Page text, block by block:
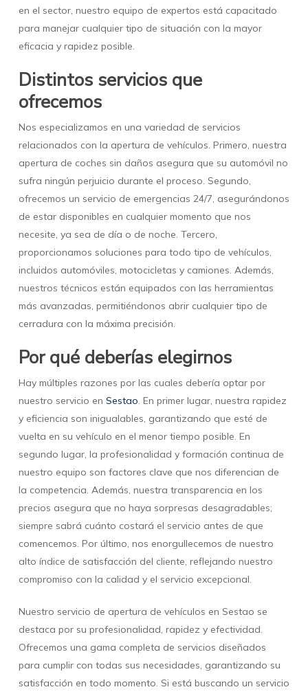
en el sector, nuestro equipo de expertos está capacitado
para manejar cualquier tipo de situación con la mayor
eficacia y rapidez posible.
Distintos servicios que
ofrecemos
Nos especializamos en una variedad de servicios
relacionados con la apertura de vehículos. Primero, nuestra
apertura de coches sin daños asegura que su automóvil no
sufra ningún perjuicio durante el proceso. Segundo,
ofrecemos un servicio de emergencias 24/7, asegurándonos
de estar disponibles en cualquier momento que nos
necesite, ya sea de día o de noche. Tercero,
proporcionamos soluciones para todo tipo de vehículos,
incluidos automóviles, motocicletas y camiones. Además,
nuestros técnicos están equipados con las herramientas
más avanzadas, permitiéndonos abrir cualquier tipo de
cerradura con la máxima precisión.
Por qué deberías elegirnos
Hay múltiples razones por las cuales debería optar por
nuestro servicio en Sestao. En primer lugar, nuestra rapidez
y eficiencia son inigualables, garantizando que esté de
vuelta en su vehículo en el menor tiempo posible. En
segundo lugar, la profesionalidad y formación continua de
nuestro equipo son factores clave que nos diferencian de
la competencia. Además, nuestra transparencia en los
precios asegura que no haya sorpresas desagradables;
siempre sabrá cuánto costará el servicio antes de que
comencemos. Por último, nos enorgullecemos de nuestro
alto índice de satisfacción del cliente, reflejando nuestro
compromiso con la calidad y el servicio excepcional.
Nuestro servicio de apertura de vehículos en Sestao se
destaca por su profesionalidad, rapidez y efectividad.
Ofrecemos una gama completa de servicios diseñados
para cumplir con todas sus necesidades, garantizando su
satisfacción en todo momento. Si está buscando un servicio